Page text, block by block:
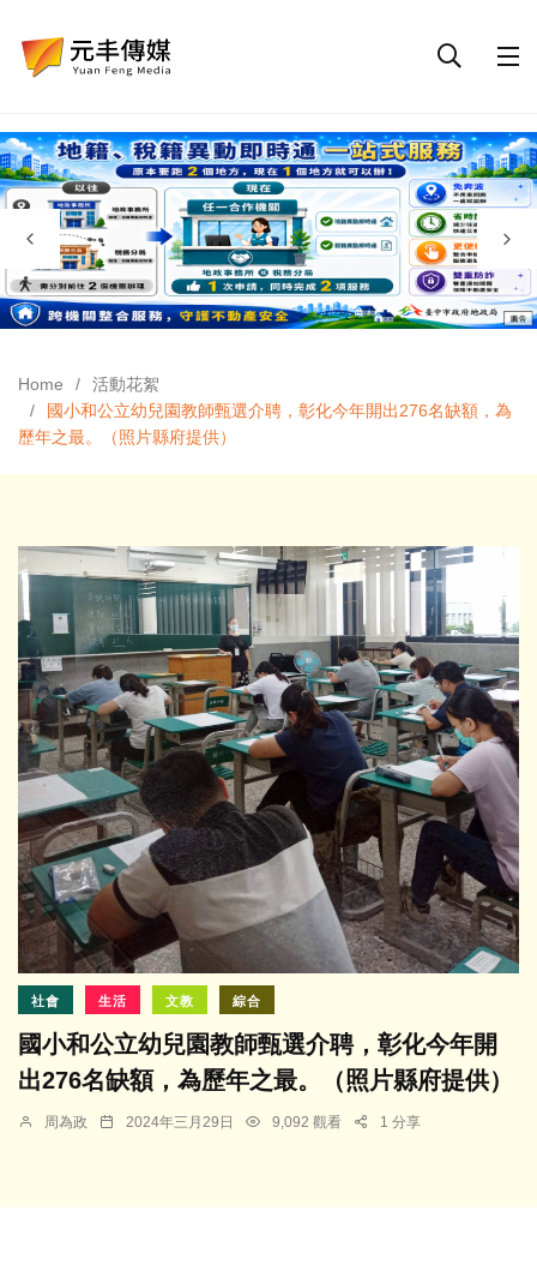
Home
活動花絮
國小和公立幼兒園教師甄選介聘，彰化今年開出276名缺額，為
歷年之最。（照片縣府提供）
社會 生活 文教 綜合
國小和公立幼兒園教師甄選介聘，彰化今年開
出276名缺額，為歷年之最。（照片縣府提供）
周為政 2024年三月29日 9,092 觀看 1 分享